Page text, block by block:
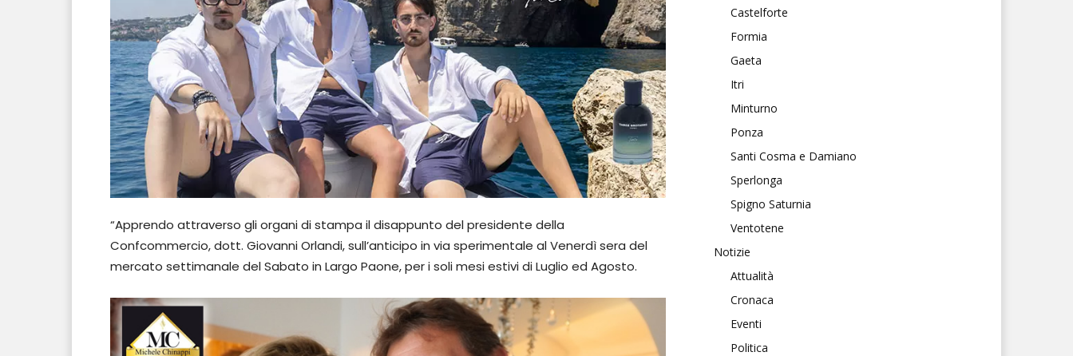
“Apprendo attraverso gli organi di stampa il disappunto del presidente della
Confcommercio, dott. Giovanni Orlandi, sull’anticipo in via sperimentale al Venerdì sera del
mercato settimanale del Sabato in Largo Paone, per i soli mesi estivi di Luglio ed Agosto.
Castelforte
Formia
Gaeta
Itri
Minturno
Ponza
Santi Cosma e Damiano
Sperlonga
Spigno Saturnia
Ventotene
Notizie
Attualità
Cronaca
Eventi
Politica